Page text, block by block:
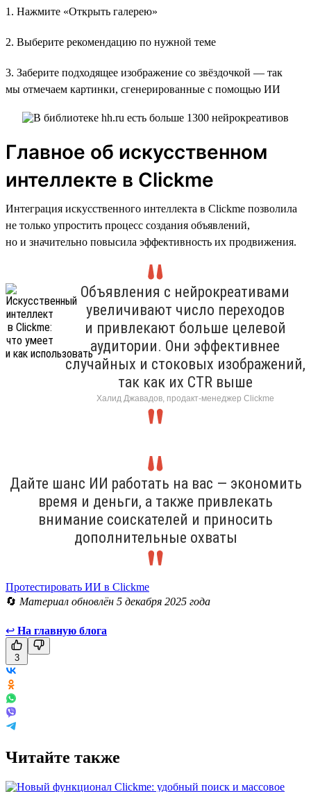
1. Нажмите «Открыть галерею»
2. Выберите рекомендацию по нужной теме
3. Заберите подходящее изображение со звёздочкой — так
мы отмечаем картинки, сгенерированные с помощью ИИ
Главное об искусственном
интеллекте в Clickme
Интеграция искусственного интеллекта в Clickme позволила
не только упростить процесс создания объявлений,
но и значительно повысила эффективность их продвижения.
Объявления с нейрокреативами
увеличивают число переходов
и привлекают больше целевой
аудитории. Они эффективнее
случайных и стоковых изображений,
так как их CTR выше
Халид Джавадов, продакт-менеджер Clickme
Дайте шанс ИИ работать на вас — экономить
время и деньги, а также привлекать
внимание соискателей и приносить
дополнительные охваты
Протестировать ИИ в Clickme
🔄 Материал обновлён 5 декабря 2025 года
↩ На главную блога
3
Читайте также